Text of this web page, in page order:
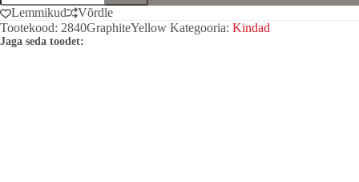
Kollane
kogus
Lemmikud
Võrdle
Tootekood: 2840GraphiteYellow Kategooria: Kindad
Jaga seda toodet: